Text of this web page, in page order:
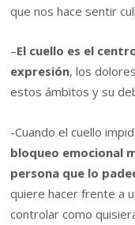
que nos hace sentir
–El cuello es el
expresión, los
estos ámbitos y su
-Cuando el cuello
bloqueo emocional
persona que lo
quiere hacer frente a
controlar como